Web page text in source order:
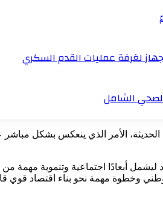
لغرفة عمليات القدم السكري
الأمر الذي ينعكس بشكل
أبعادًا اجتماعية وتنموية مهمة
وخطوة مهمة نحو بناء اقتصاد قوي